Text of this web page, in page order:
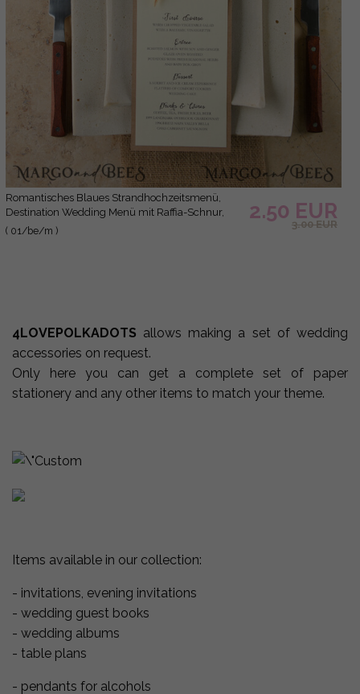
Romantisches Blaues Strandhochzeitsmenü,
Destination Wedding Menü mit Raffia-Schnur,
Dekorative marine Menükarte mit gezacktem
( 01/be/m )
2.50 EUR
3.00 EUR
4LOVEPOLKADOTS allows making a set of wedding
accessories on request.
Only here
you can get a complete set of paper
stationery and any other items to match your theme.
Items available in our collection:
- invitations, evening invitations
- wedding guest books
- wedding albums
- table plans
- pendants for alcohols